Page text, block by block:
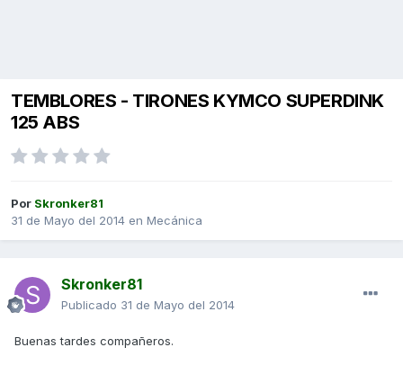
TEMBLORES - TIRONES KYMCO SUPERDINK
125 ABS
Por Skronker81
31 de Mayo del 2014 en Mecánica
Skronker81
Publicado 31 de Mayo del 2014
Buenas tardes compañeros.